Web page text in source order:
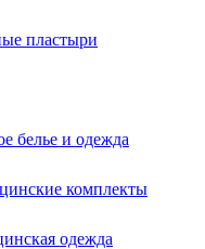
пластыри
белье и одежда
комплекты
одежда